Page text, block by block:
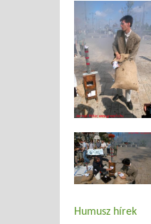
Humusz hírek